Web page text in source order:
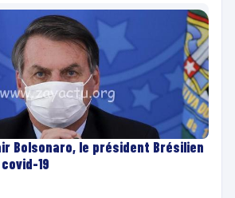
Bolsonaro, le président Brésilien
19